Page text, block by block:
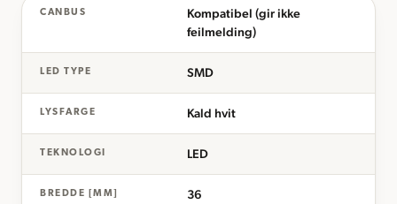
CANBUS
Kompatibel (gir ikke
feilmelding)
LED TYPE SMD
LYSFARGE Kald hvit
TEKNOLOGI LED
BREDDE [MM] 36